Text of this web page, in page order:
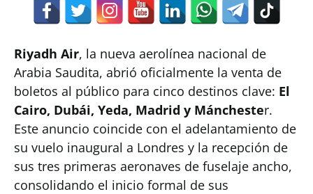
Riyadh Air, la nueva aerolínea nacional de
Arabia Saudita, abrió oficialmente la venta de
boletos al público para cinco destinos clave: El
Cairo, Dubái, Yeda, Madrid y Mánchester.
Este anuncio coincide con el adelantamiento de
su vuelo inaugural a Londres y la recepción de
sus tres primeras aeronaves de fuselaje ancho,
consolidando el inicio formal de sus